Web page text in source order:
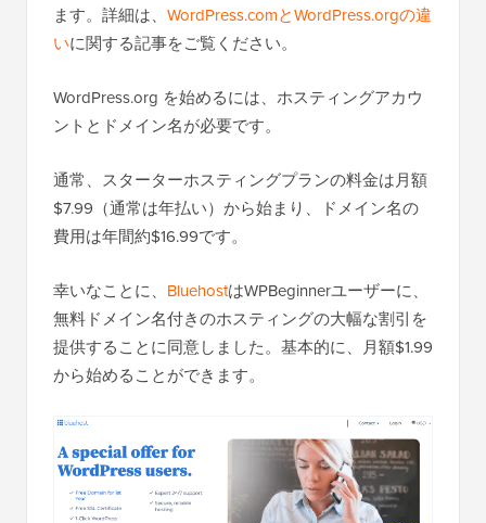
ます。詳細は、 WordPress.comとWordPress.orgの違
いに関する記事をご覧ください。
WordPress.org を始めるには、ホスティングアカウ
ントとドメイン名が必要です。
通常、スターターホスティングプランの料金は月額
$7.99（通常は年払い）から始まり、ドメイン名の
費用は年間約$16.99です。
幸いなことに、 BluehostはWPBeginnerユーザーに、
無料ドメイン名付きのホスティングの大幅な割引を
提供することに同意しました。基本的に、月額$1.99
から始めることができます。